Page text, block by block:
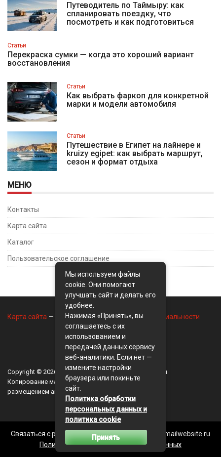
Путеводитель по Таймыру: как
спланировать поездку, что
посмотреть и как подготовиться
Статьи
Перекраска сумки — когда это хороший вариант
восстановления
Статьи
Как выбрать фаркоп для конкретной
марки и модели автомобиля
Статьи
Путешествие в Египет на лайнере и
kruizy egipet: как выбрать маршрут,
сезон и формат отдыха
МЕНЮ
Контакты
Карта сайта
Каталог
Пользовательское соглашение
Карта сайта — Контакты— Политика конфиденциальности
Copyright © 2026 BusinessMix- Экономика и финансы
Копирование материалов разрешается, только с
размещением активной ссылки на сайт
Связаться с редакцией сайта: businessmix.ru@mailwebsite.ru
Политика обработки персональных данных
Мы используем файлы
cookie. Они помогают
улучшать сайт и делать его
удобнее.
Нажимая «Принять», вы
соглашаетесь с их
использованием и
передачей данных сервису
веб-аналитики. Если нет —
измените настройки
браузера или покиньте
сайт.
Политика обработки
персональных данных и
политика cookie
Принять